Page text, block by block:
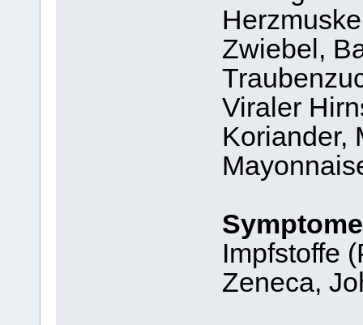
Zwiebel,
Viraler
Koriander,
Impfstoffe
Zeneca,